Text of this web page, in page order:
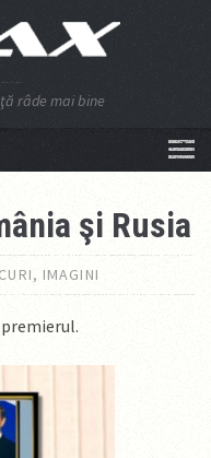
râde mai bine
şi Rusia
, IMAGINI